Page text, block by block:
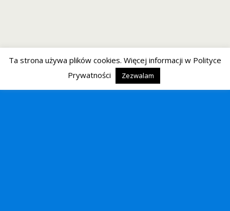
Ta strona używa plików cookies. Więcej informacji w Polityce
Prywatności
Zezwalam